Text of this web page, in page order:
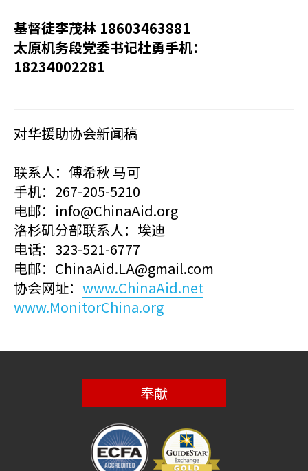
基督徒李茂林 18603463881
太原机务段党委书记杜勇手机：
18234002281
对华援助协会新闻稿
联系人：傅希秋 马可
手机：267-205-5210
电邮：info@ChinaAid.org
洛杉矶分部联系人：埃迪
电话：323-521-6777
电邮：ChinaAid.LA@gmail.com
协会网址： www.ChinaAid.net
www.MonitorChina.org
奉献